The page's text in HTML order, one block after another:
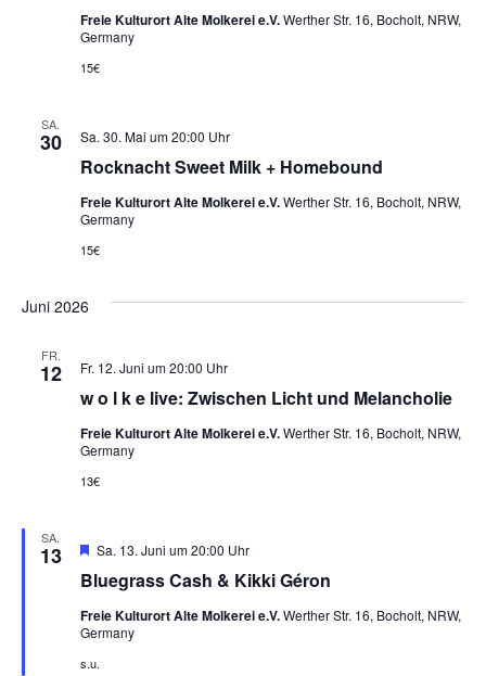
Freie Kulturort Alte Molkerei e.V.Werther Str. 16, Bocholt, NRW,
Germany
15€
SA.
30
Rocknacht Sweet Milk + Homebound
Sa. 30. Mai um 20:00 Uhr
Freie Kulturort Alte Molkerei e.V.Werther Str. 16, Bocholt, NRW,
Germany
15€
Juni 2026
FR.
12
w o l k e live: Zwischen Licht und Melancholie
Fr. 12. Juni um 20:00 Uhr
Freie Kulturort Alte Molkerei e.V.Werther Str. 16, Bocholt, NRW,
Germany
13€
SA.
13
Bluegrass Cash & Kikki Géron
Hervorgehoben
Sa. 13. Juni um 20:00 Uhr
Freie Kulturort Alte Molkerei e.V.Werther Str. 16, Bocholt, NRW,
Germany
s.u.